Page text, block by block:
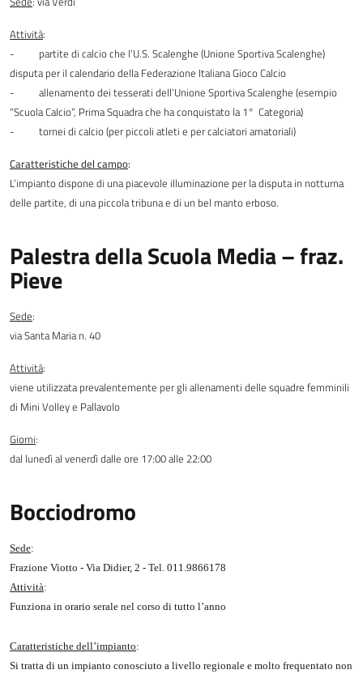
Attività:
-
partite di calcio che l’U.S. Scalenghe (Unione Sportiva Scalenghe)
disputa per il calendario della Federazione Italiana Gioco Calcio
-
allenamento dei tesserati dell’Unione Sportiva Scalenghe (esempio
“Scuola Calcio”, Prima Squadra che ha conquistato la 1° Categoria)
-
tornei di calcio (per piccoli atleti e per calciatori amatoriali)
Caratteristiche del campo:
L’impianto dispone di una piacevole illuminazione per la disputa in notturna
delle partite, di una piccola tribuna e di un bel manto erboso.
Palestra della Scuola Media – fraz.
Pieve
Sede:
via Santa Maria n. 40
Attività:
viene utilizzata prevalentemente per gli allenamenti delle squadre femminili
di Mini Volley e Pallavolo
Giorni:
dal lunedì al venerdì dalle ore 17:00 alle 22:00
Bocciodromo
Sede:
Frazione Viotto - Via Didier, 2 - Tel. 011.9866178
Attività:
Funziona in orario serale nel corso di tutto l’anno
Caratteristiche dell’impianto:
Si tratta di un impianto conosciuto a livello regionale e molto frequentato non